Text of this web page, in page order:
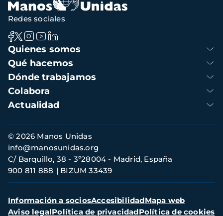
Navegación
principal
Quienes somos
Qué hacemos
Dónde trabajamos
Colabora
Actualidad
Redes sociales
Información
de
contacto
© 2026 Manos Unidas
C/ Barquillo, 38 - 3º28004 - Madrid, España
900 811 888
BIZUM 33439
info@manosunidas.org
Menú
secundario
Información a sociosAccesibilidadMapa web
Aviso legalPolítica de privacidadPolítica de cookies